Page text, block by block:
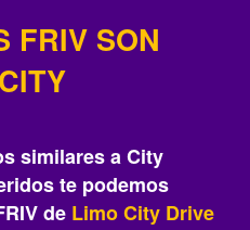
FRIV SON
similares a City
te podemos
de Limo City Drive